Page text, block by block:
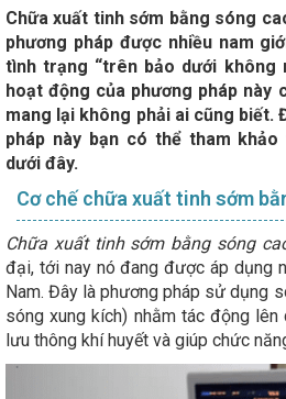
Chữa xuất tinh sớm bằng sóng
phương pháp được nhiều nam
tình trạng “trên bảo dưới không
hoạt động của phương pháp này
mang lại không phải ai cũng biết.
pháp này bạn có thể tham
dưới đây.
Cơ chế chữa xuất tinh sớm
Chữa xuất tinh sớm bằng sóng
đại, tới nay nó đang được áp dụng
Nam. Đây là phương pháp sử dụng
sóng xung kích) nhằm tác động
lưu thông khí huyết và giúp chức